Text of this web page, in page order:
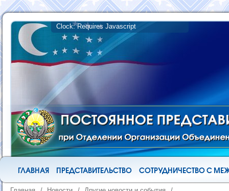
ГЛАВНАЯ ПРЕДСТАВИТЕЛЬСТВО СОТРУДНИЧЕСТВО С